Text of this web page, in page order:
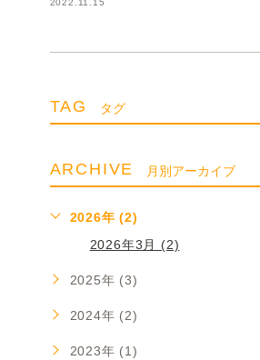
2022.11.15
TAG タグ
ARCHIVE 月別アーカイブ
2026年 (2)
2026年3月 (2)
2025年 (3)
2024年 (2)
2023年 (1)